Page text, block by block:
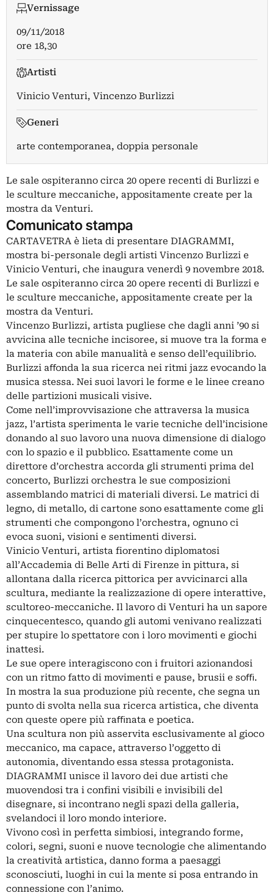
Vernissage
09/11/2018
ore 18,30
Artisti
Vinicio Venturi, Vincenzo Burlizzi
Generi
arte contemporanea, doppia personale
Le sale ospiteranno circa 20 opere recenti di Burlizzi e
le sculture meccaniche, appositamente create per la
mostra da Venturi.
Comunicato stampa
CARTAVETRA è lieta di presentare DIAGRAMMI,
mostra bi-personale degli artisti Vincenzo Burlizzi e
Vinicio Venturi, che inaugura venerdì 9 novembre 2018.
Le sale ospiteranno circa 20 opere recenti di Burlizzi e
le sculture meccaniche, appositamente create per la
mostra da Venturi.
Vincenzo Burlizzi, artista pugliese che dagli anni ’90 si
avvicina alle tecniche incisoree, si muove tra la forma e
la materia con abile manualità e senso dell’equilibrio.
Burlizzi aﬀonda la sua ricerca nei ritmi jazz evocando la
musica stessa. Nei suoi lavori le forme e le linee creano
delle partizioni musicali visive.
Come nell’improvvisazione che attraversa la musica
jazz, l’artista sperimenta le varie tecniche dell’incisione
donando al suo lavoro una nuova dimensione di dialogo
con lo spazio e il pubblico. Esattamente come un
direttore d’orchestra accorda gli strumenti prima del
concerto, Burlizzi orchestra le sue composizioni
assemblando matrici di materiali diversi. Le matrici di
legno, di metallo, di cartone sono esattamente come gli
strumenti che compongono l’orchestra, ognuno ci
evoca suoni, visioni e sentimenti diversi.
Vinicio Venturi, artista fiorentino diplomatosi
all’Accademia di Belle Arti di Firenze in pittura, si
allontana dalla ricerca pittorica per avvicinarci alla
scultura, mediante la realizzazione di opere interattive,
scultoreo-meccaniche. Il lavoro di Venturi ha un sapore
cinquecentesco, quando gli automi venivano realizzati
per stupire lo spettatore con i loro movimenti e giochi
inattesi.
Le sue opere interagiscono con i fruitori azionandosi
con un ritmo fatto di movimenti e pause, brusii e soﬃ.
In mostra la sua produzione più recente, che segna un
punto di svolta nella sua ricerca artistica, che diventa
con queste opere più raﬃnata e poetica.
Una scultura non più asservita esclusivamente al gioco
meccanico, ma capace, attraverso l’oggetto di
autonomia, diventando essa stessa protagonista.
DIAGRAMMI unisce il lavoro dei due artisti che
muovendosi tra i confini visibili e invisibili del
disegnare, si incontrano negli spazi della galleria,
svelandoci il loro mondo interiore.
Vivono così in perfetta simbiosi, integrando forme,
colori, segni, suoni e nuove tecnologie che alimentando
la creatività artistica, danno forma a paesaggi
sconosciuti, luoghi in cui la mente si posa entrando in
connessione con l’animo.